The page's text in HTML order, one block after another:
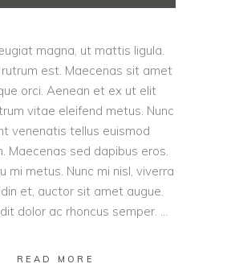
magna, ut mattis ligula.
est. Maecenas sit amet
orci. Aenean et ex ut elit
vitae eleifend metus. Nunc
venenatis tellus euismod
Maecenas sed dapibus eros.
mi metus. Nunc mi nisl, viverra
et, auctor sit amet augue.
dolor ac rhoncus semper.
READ MORE